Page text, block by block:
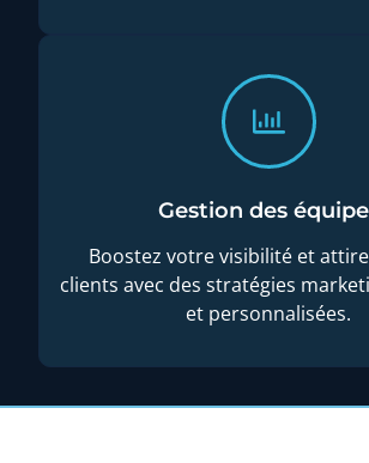
Gestion des
Boostez votre visibilité et
clients avec des stratégies
et personnalisées.